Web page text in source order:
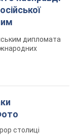
дипломата
столиці